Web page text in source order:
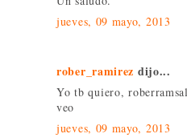
jueves, 09 mayo, 2013
rober_ramirez dijo...
Yo tb quiero,
veo
jueves, 09 mayo, 2013